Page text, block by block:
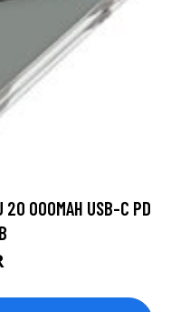
20 000MAH USB-C PD